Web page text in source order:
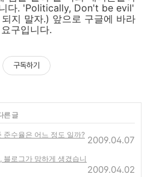
다. 'Politically, Don't be evil'
지 말자.) 앞으로 구글에 바라
구입니다.
구독하기
른 글
준수율은 어느 정도 일까? 2009.04.07
블로그가 망하게 생겼습니
2009.04.02